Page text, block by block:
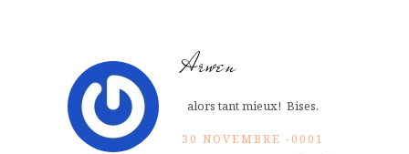
Arwen
alors tant mieux! Bises.
30 NOVEMBRE -0001